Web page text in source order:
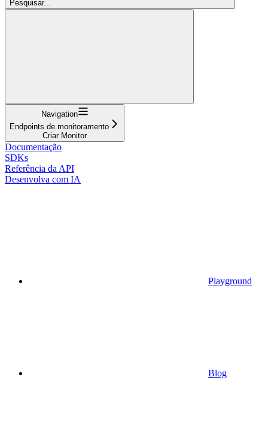
Pesquisar...
Navigation
Endpoints de monitoramento
Criar Monitor
Documentação
SDKs
Referência da API
Desenvolva com IA
Playground
Blog